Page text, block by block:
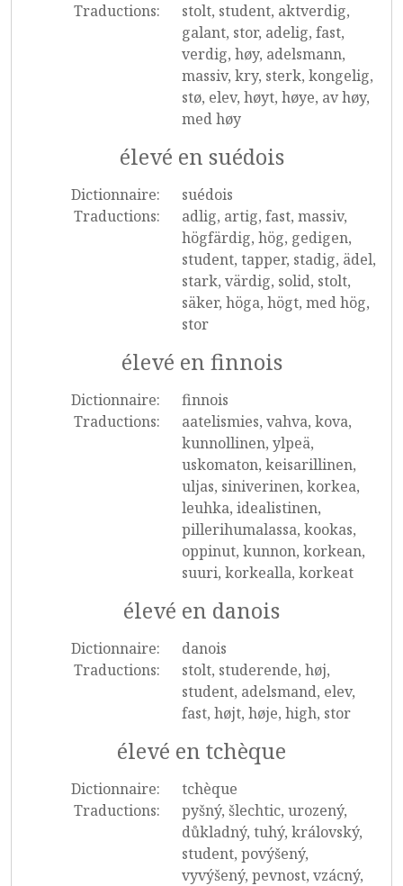
Traductions:
stolt, student, aktverdig,
galant, stor, adelig, fast,
verdig, høy, adelsmann,
massiv, kry, sterk, kongelig,
stø, elev, høyt, høye, av høy,
med høy
élevé en suédois
Dictionnaire:
suédois
Traductions:
adlig, artig, fast, massiv,
högfärdig, hög, gedigen,
student, tapper, stadig, ädel,
stark, värdig, solid, stolt,
säker, höga, högt, med hög,
stor
élevé en finnois
Dictionnaire:
finnois
Traductions:
aatelismies, vahva, kova,
kunnollinen, ylpeä,
uskomaton, keisarillinen,
uljas, siniverinen, korkea,
leuhka, idealistinen,
pillerihumalassa, kookas,
oppinut, kunnon, korkean,
suuri, korkealla, korkeat
élevé en danois
Dictionnaire:
danois
Traductions:
stolt, studerende, høj,
student, adelsmand, elev,
fast, højt, høje, high, stor
élevé en tchèque
Dictionnaire:
tchèque
Traductions:
pyšný, šlechtic, urozený,
důkladný, tuhý, královský,
student, povýšený,
vyvýšený, pevnost, vzácný,